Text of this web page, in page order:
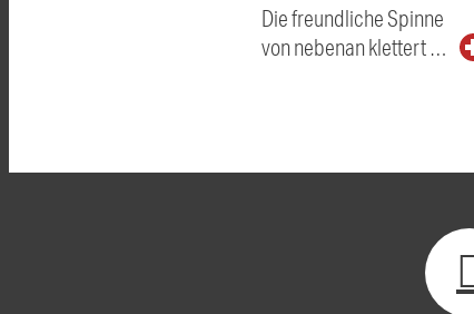
Die freundliche Spinne
von nebenan klettert …